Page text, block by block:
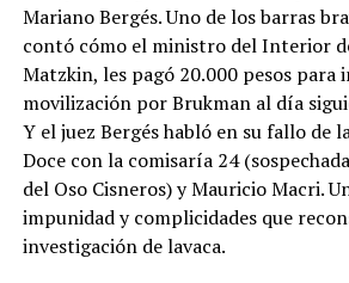
Mariano Bergés. Uno de los barras
contó cómo el ministro del Interior
Matzkin, les pagó 20.000 pesos
movilización por Brukman al día
Y el juez Bergés habló en su fallo de
Doce con la comisaría 24
del Oso Cisneros) y Mauricio Macri.
impunidad y complicidades que
investigación de lavaca.